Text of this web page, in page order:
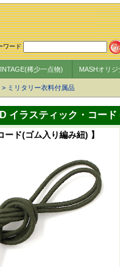
ワード
稀少一点物) MASHオリ
> ミリタリー衣料付属品
イラスティック・コー
ード(ゴム入り編み紐) 】